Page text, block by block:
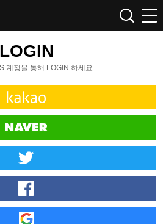
LOGIN
계정을 통해 LOGIN 하세요.